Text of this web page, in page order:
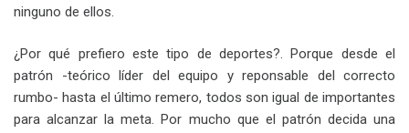
ninguno de ellos.
¿Por qué prefiero este tipo de deportes?. Porque desde el
patrón -teórico líder del equipo y reponsable del correcto
rumbo- hasta el último remero, todos son igual de importantes
para alcanzar la meta. Por mucho que el patrón decida una